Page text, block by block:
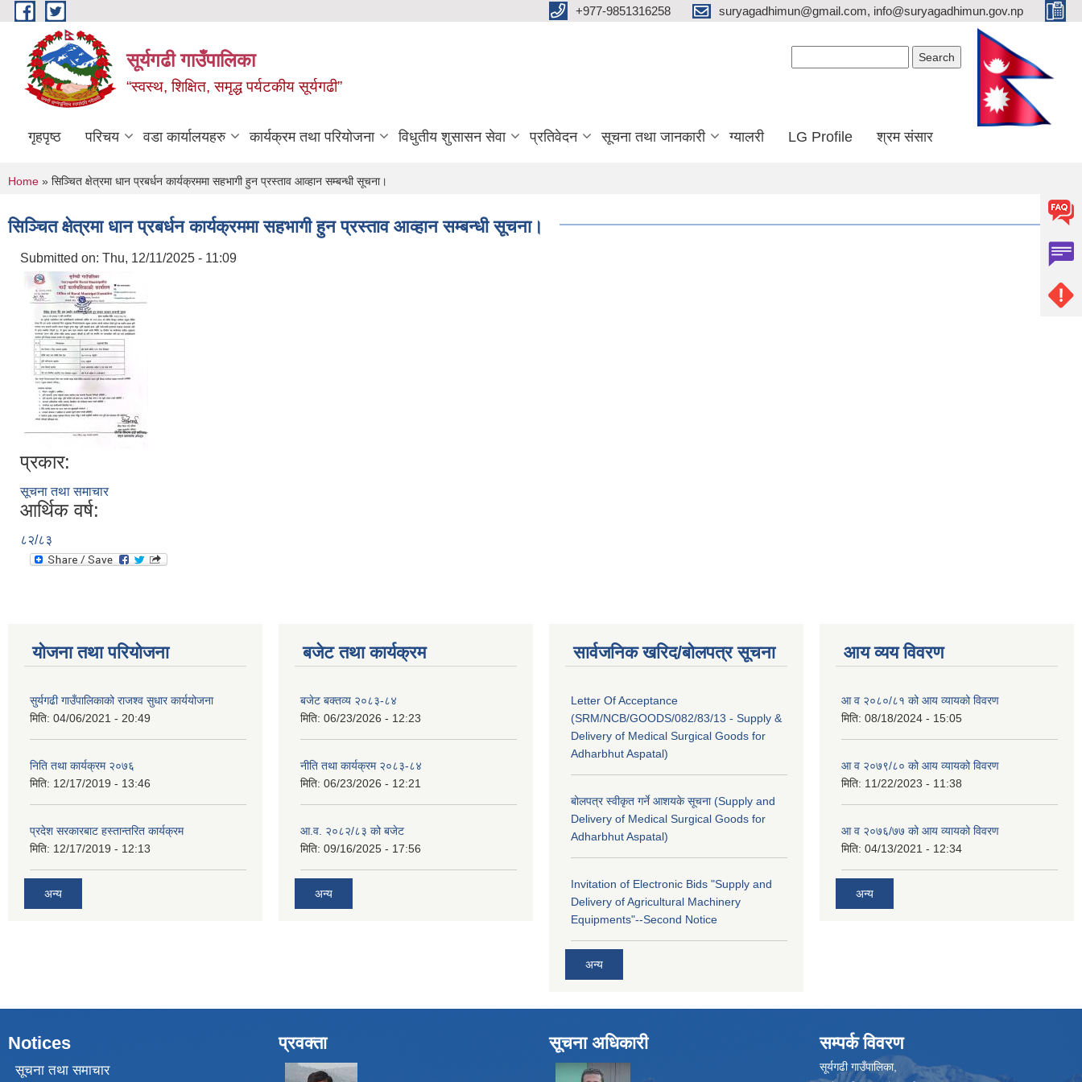
Skip to main content +977-9851316258 suryagadhimun@gmail.com, info@suryagadhimun.gov.np
सूर्यगढी गाउँपालिका
“स्वस्थ, शिक्षित, समृद्ध पर्यटकीय सूर्यगढी”
गृहपृष्ठ परिचय वडा कार्यालयहरु कार्यक्रम तथा परियोजना विधुतीय शुसासन सेवा प्रतिवेदन सूचना तथा जानकारी ग्यालरी LG Profile श्रम संसार
You are here
Home » सिञ्चित क्षेत्रमा धान प्रबर्धन कार्यक्रममा सहभागी हुन प्रस्ताव आव्हान सम्बन्धी सूचना।
सिञ्चित क्षेत्रमा धान प्रबर्धन कार्यक्रममा सहभागी हुन प्रस्ताव आव्हान सम्बन्धी सूचना।
Submitted on: Thu, 12/11/2025 - 11:09
प्रकार:
सूचना तथा समाचार
आर्थिक वर्ष:
८२/८३
योजना तथा परियोजना
सुर्यगढी गाउँपालिकाको राजश्व सुधार कार्ययोजना
मिति: 04/06/2021 - 20:49
निति तथा कार्यक्रम २०७६
मिति: 12/17/2019 - 13:46
प्रदेश सरकारबाट हस्तान्तरित कार्यक्रम
मिति: 12/17/2019 - 12:13
अन्य
बजेट तथा कार्यक्रम
बजेट बक्तव्य २०८३-८४
मिति: 06/23/2026 - 12:23
नीति तथा कार्यक्रम २०८३-८४
मिति: 06/23/2026 - 12:21
आ.व. २०८२/८३ को बजेट
मिति: 09/16/2025 - 17:56
अन्य
सार्वजनिक खरिद/बोलपत्र सूचना
Letter Of Acceptance
(SRM/NCB/GOODS/082/83/13 - Supply &
Delivery of Medical Surgical Goods for
Adharbhut Aspatal)
बोलपत्र स्वीकृत गर्ने आशयके सूचना (Supply and
Delivery of Medical Surgical Goods for
Adharbhut Aspatal)
Invitation of Electronic Bids "Supply and
Delivery of Agricultural Machinery
Equipments"--Second Notice
अन्य
आय व्यय विवरण
आ व २०८०/८१ को आय व्यायको विवरण
मिति: 08/18/2024 - 15:05
आ व २०७९/८० को आय व्यायको विवरण
मिति: 11/22/2023 - 11:38
आ व २०७६/७७ को आय व्यायको विवरण
मिति: 04/13/2021 - 12:34
अन्य
Notices
सूचना तथा समाचार
प्रवक्ता सूचना अधिकारी सम्पर्क विवरण
सूर्यगढी गाउँपालिका,